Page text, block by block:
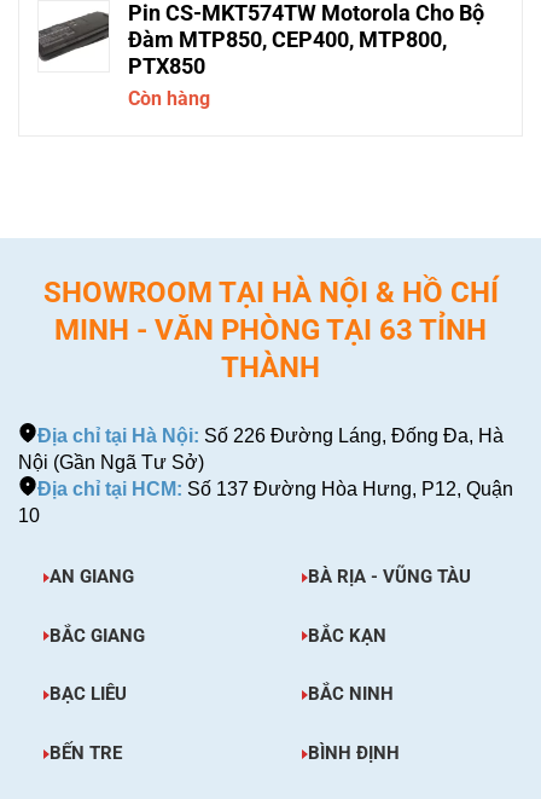
Pin CS-MKT574TW Motorola Cho Bộ
Đàm MTP850, CEP400, MTP800,
PTX850
Còn hàng
SHOWROOM TẠI HÀ NỘI & HỒ CHÍ
MINH - VĂN PHÒNG TẠI 63 TỈNH
THÀNH
Địa chỉ tại Hà Nội: Số 226 Đường Láng, Đống Đa, Hà
Nội (Gần Ngã Tư Sở)
Địa chỉ tại HCM: Số 137 Đường Hòa Hưng, P12, Quận
10
AN GIANG BÀ RỊA - VŨNG TÀU
BẮC GIANG BẮC KẠN
BẠC LIÊU BẮC NINH
BẾN TRE BÌNH ĐỊNH